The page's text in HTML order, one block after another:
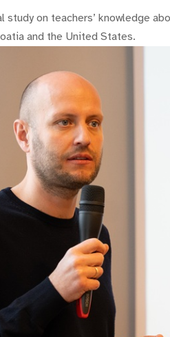
on teachers’ knowledge
and the United States.